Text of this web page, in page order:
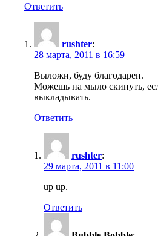
Ответить
rushter:
28 марта, 2011 в 16:59
Выложи, буду благодарен.
Можешь на мыло скинуть,
выкладывать.
Ответить
rushter:
29 марта, 2011 в 11:00
up up.
Ответить